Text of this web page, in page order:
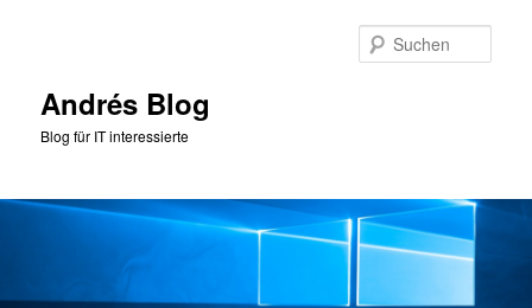
Andrés Blog
Blog für IT interessierte